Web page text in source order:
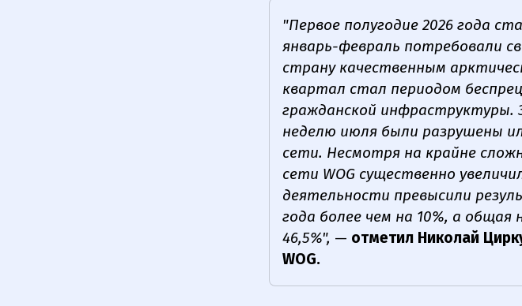
"Первое полугодие 2026 года
январь-февраль потребовали
страну качественным
квартал стал периодом
гражданской инфраструктуры.
неделю июля были разрушены
сети. Несмотря на крайне
сети WOG существенно
деятельности превысили
года более чем на 10%, а общая
46,5%", — отметил Николай
WOG.